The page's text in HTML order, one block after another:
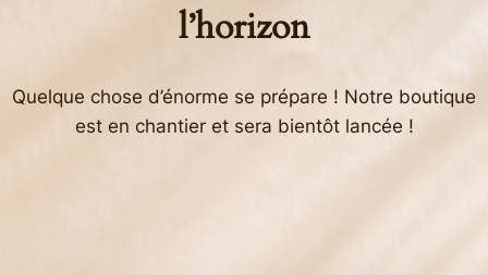
l’horizon
Quelque chose d’énorme se prépare ! Notre boutique
est en chantier et sera bientôt lancée !